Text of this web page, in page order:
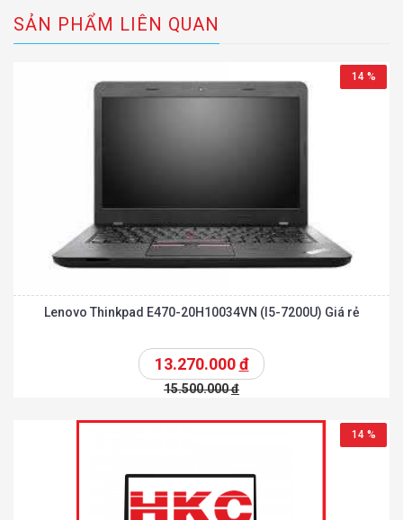
SẢN PHẨM LIÊN QUAN
14 %
Lenovo Thinkpad E470-20H10034VN (I5-7200U) Giá rẻ
13.270.000đ
15.500.000đ
14 %